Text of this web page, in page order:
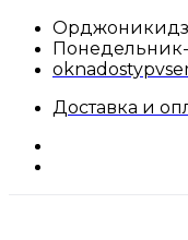
Перейти
содержимому
Понедельник-
Доставка и